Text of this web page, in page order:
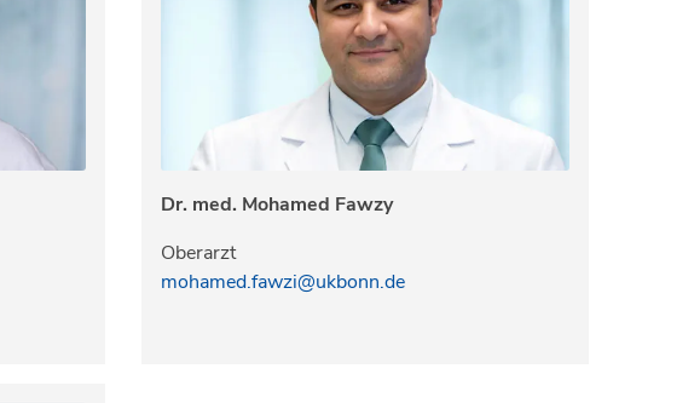
Dr. med. Mohamed Fawzy
Oberarzt
mohamed.fawzi@ukbonn.de